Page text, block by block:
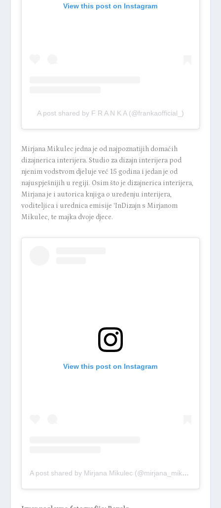
View this post on Instagram
A post shared by F R A N K A (@frankaofficial_)
Mirjana Mikulec jedna je od najpoznatijih domaćih
dizajnerica interijera. Studio za dizajn interijera pod
njenim vodstvom djeluje već 15 godina i jedan je od
najuspješnijih u regiji. Osim što je dizajnerica interijera,
Mirjana je i autorica knjiga o uređenju interijera,
voditeljica i urednica emisije ‘InDizajn s Mirjanom
Mikulec, te majka dvoje djece.
View this post on Instagram
A post shared by Mirjana Mikulec (@mirjana_mikulec)